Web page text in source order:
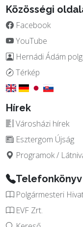
Közösségi
Facebook
YouTube
Hernádi Ádám
Térkép
Hírek
Városházi hírek
Esztergom Újság
Programok /
Telefonkönyv
Polgármesteri
EVF Zrt.